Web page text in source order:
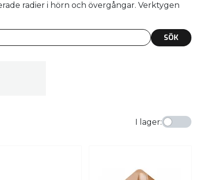
radier i hörn och övergångar. Verktygen
SÖK
I lager: